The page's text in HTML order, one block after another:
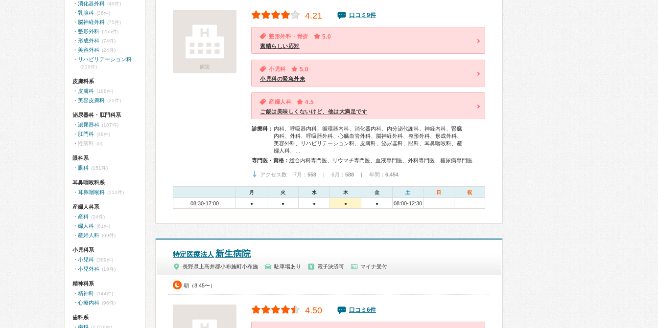
病院
4.21 口コミ9件
整形外科・骨折 5.0
素晴らしい応対
小児科 5.0
小児科の緊急外来
産婦人科 4.5
ご飯は美味しくないけど、他は大満足です
診療科： 内科、呼吸器内科、循環器内科、消化器内科、内分泌代謝科、神経内科、腎臓
内科、外科、呼吸器外科、心臓血管外科、脳神経外科、整形外科、形成外科、
美容外科、リハビリテーション科、皮膚科、泌尿器科、眼科、耳鼻咽喉科、産
婦人科、…
専門医・資格：
アクセス数 7月： 558 | 6月： 588 | 年間： 6,454
月 火 水 木 金 土 日 祝
08:30-17:00 ● ● ● ● ● 08:00-12:30
特定医療法人 新生病院
長野県上高井郡小布施町小布施 駐車場あり 電子決済可 マイナ受付
朝（8:45〜）
4.50 口コミ6件
消化器外科 (49件)
乳腺科 (26件)
脳神経外科 (75件)
整形外科 (255件)
形成外科 (74件)
美容外科 (24件)
リハビリテーション科
(219件)
皮膚科系
皮膚科 (188件)
美容皮膚科 (22件)
泌尿器科・肛門科系
泌尿器科 (107件)
肛門科 (49件)
性病科 (0)
眼科系
眼科 (151件)
耳鼻咽喉科系
耳鼻咽喉科 (112件)
産婦人科系
産科 (24件)
婦人科 (61件)
産婦人科 (69件)
小児科系
小児科 (389件)
小児外科 (18件)
精神科系
精神科 (144件)
心療内科 (96件)
歯科系